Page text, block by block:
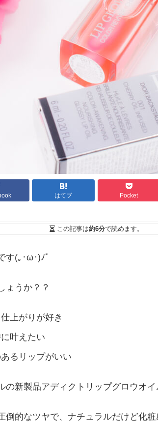
はてブ Pocket
この記事は約6分で読めます。
す(｡･ω･)ﾉﾞ
ょうか？？
上がりが好き
叶えたい
るリップがいい
の新製品アディクトリップグロウオイ
倒的なツヤで、ナチュラルだけど化